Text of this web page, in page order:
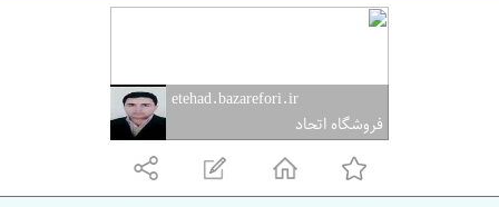
etehad.bazarefori.ir
فروشگاه اتحاد